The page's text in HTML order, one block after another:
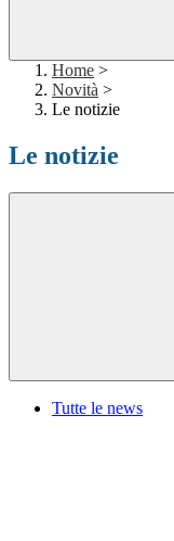
Home >
Novità >
Le notizie
Le notizie
Tutte le news